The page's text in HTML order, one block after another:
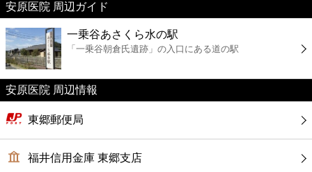
美容
コンビニ
薬局
スーパー
エンタメ
安原医院 周辺ガイド
一乗谷あさくら水の駅
「一乗谷朝倉氏遺跡」の入口にある道の駅
安原医院 周辺情報
東郷郵便局
福井信用金庫 東郷支店